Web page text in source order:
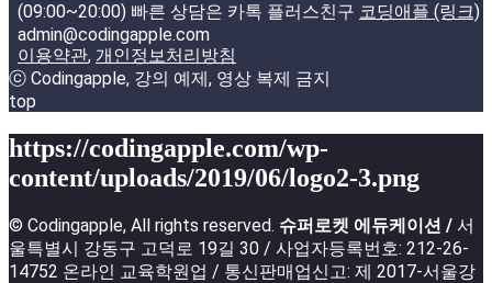
(09:00~20:00) 빠른 상담은 카톡 플러스친구 코딩애플 (링크)
admin@codingapple.com
이용약관, 개인정보처리방침
ⓒ Codingapple, 강의 예제, 영상 복제 금지
top
https://codingapple.com/wp-
content/uploads/2019/06/logo2-3.png
© Codingapple, All rights reserved. 슈퍼로켓 에듀케이션 / 서
울특별시 강동구 고덕로 19길 30 / 사업자등록번호: 212-26-
14752 온라인 교육학원업 / 통신판매업신고: 제 2017-서울강